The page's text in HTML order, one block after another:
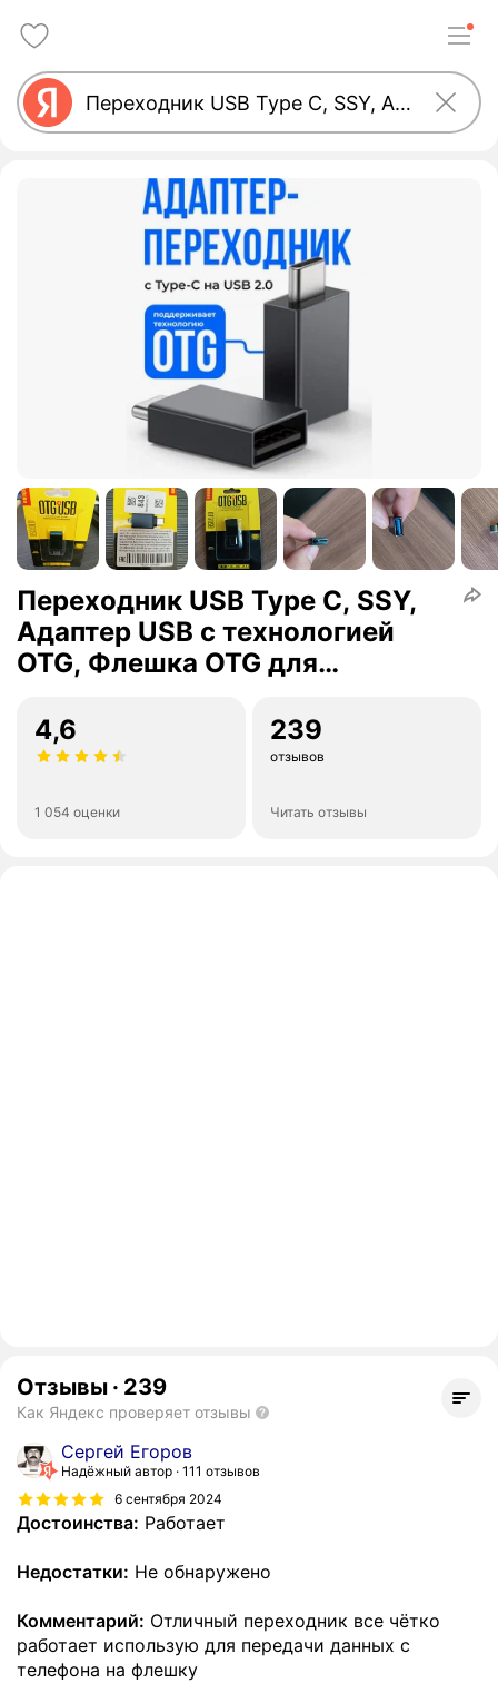
Переходник USB Type C, SSY,
Адаптер USB с технологией
OTG, Флешка OTG для
4,6
1 054 оценки
239
отзывов
Читать отзывы
Отзывы · 239
Как Яндекс проверяет отзывы
Сергей Егоров
Надёжный автор 111 отзывов
6 сентября 2024
Достоинства: Работает
Недостатки: Не обнаружено
Комментарий: Отличный переходник все чётко
работает использую для передачи данных с
телефона на флешку